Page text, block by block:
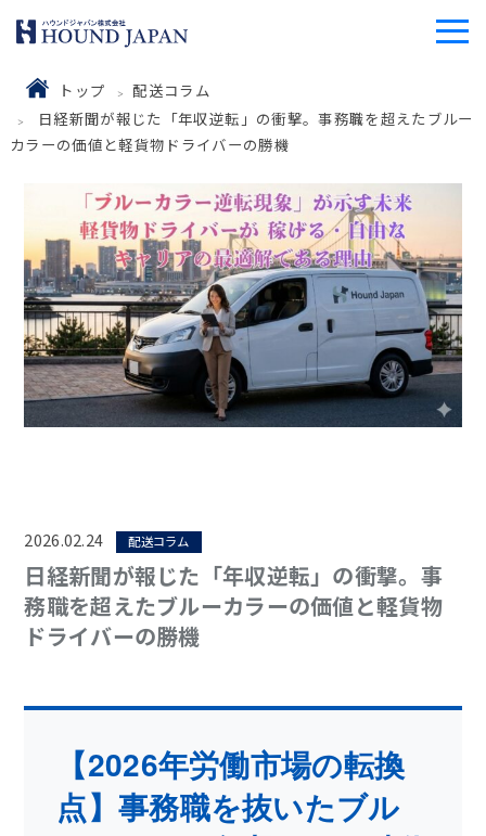
トップ
配送コラム
日経新聞が報じた「年収逆転」の衝撃。事務職を超えたブルー
カラーの価値と軽貨物ドライバーの勝機
2026.02.24 配送コラム
日経新聞が報じた「年収逆転」の衝撃。事
務職を超えたブルーカラーの価値と軽貨物
ドライバーの勝機
【2026年労働市場の転換
点】事務職を抜いたブル